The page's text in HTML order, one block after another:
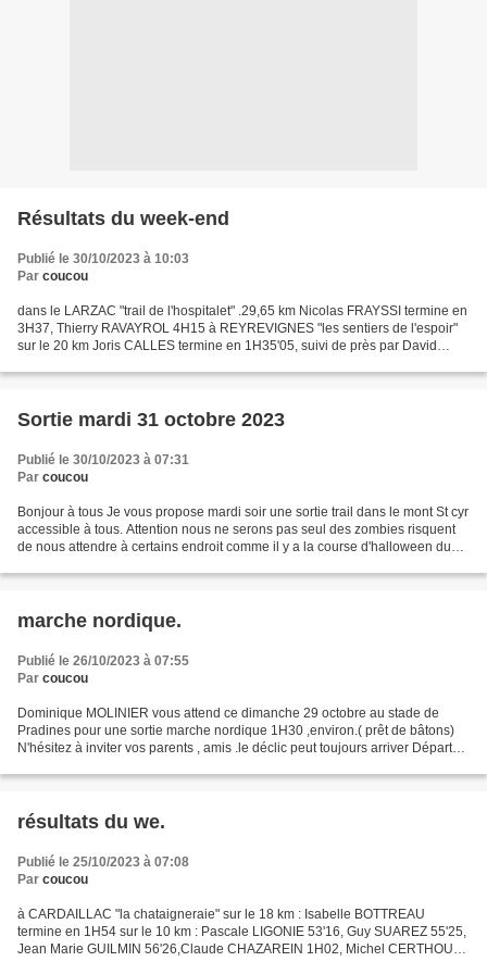
Résultats du week-end
Publié le 30/10/2023 à 10:03
Par coucou
dans le LARZAC "trail de l'hospitalet" .29,65 km Nicolas FRAYSSI termine en
3H37, Thierry RAVAYROL 4H15 à REYREVIGNES "les sentiers de l'espoir"
sur le 20 km Joris CALLES termine en 1H35'05, suivi de près par David
Sortie mardi 31 octobre 2023
Publié le 30/10/2023 à 07:31
Par coucou
Bonjour à tous Je vous propose mardi soir une sortie trail dans le mont St cyr
accessible à tous. Attention nous ne serons pas seul des zombies risquent
de nous attendre à certains endroit comme il y a la course d'halloween du
marche nordique.
Publié le 26/10/2023 à 07:55
Par coucou
Dominique MOLINIER vous attend ce dimanche 29 octobre au stade de
Pradines pour une sortie marche nordique 1H30 ,environ.( prêt de bâtons)
N'hésitez à inviter vos parents , amis .le déclic peut toujours arriver Départ
résultats du we.
Publié le 25/10/2023 à 07:08
Par coucou
à CARDAILLAC "la chataigneraie" sur le 18 km : Isabelle BOTTREAU
termine en 1H54 sur le 10 km : Pascale LIGONIE 53'16, Guy SUAREZ 55'25,
Jean Marie GUILMIN 56'26,Claude CHAZAREIN 1H02, Michel CERTHOUX